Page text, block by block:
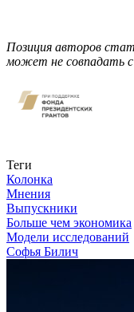
Позиция авторов
может не совпадать с
Теги
Колонка
Мнения
Выпускники
Больше чем экономика
Модели исследований
Софья Билич